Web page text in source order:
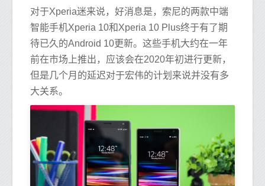
对于Xperia迷来说，好消息是，索尼的两款中端
智能手机Xperia 10和Xperia 10 Plus终于有了期
待已久的Android 10更新。这些手机大约在一年
前在市场上推出，应该会在2020年初进行更新，
但是几个月的延迟对于宏伟的计划来说并没有多
大关系。